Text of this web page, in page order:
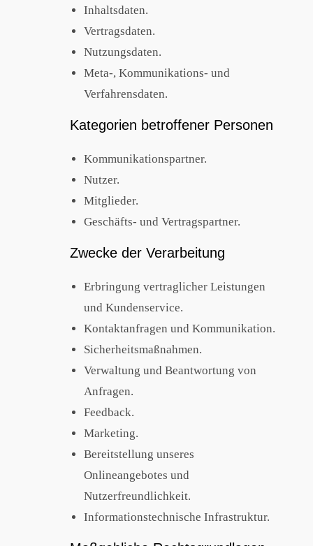
Inhaltsdaten.
Vertragsdaten.
Nutzungsdaten.
Meta-, Kommunikations- und
Verfahrensdaten.
Kategorien betroffener Personen
Kommunikationspartner.
Nutzer.
Mitglieder.
Geschäfts- und Vertragspartner.
Zwecke der Verarbeitung
Erbringung vertraglicher Leistungen
und Kundenservice.
Kontaktanfragen und Kommunikation.
Sicherheitsmaßnahmen.
Verwaltung und Beantwortung von
Anfragen.
Feedback.
Marketing.
Bereitstellung unseres
Onlineangebotes und
Nutzerfreundlichkeit.
Informationstechnische Infrastruktur.